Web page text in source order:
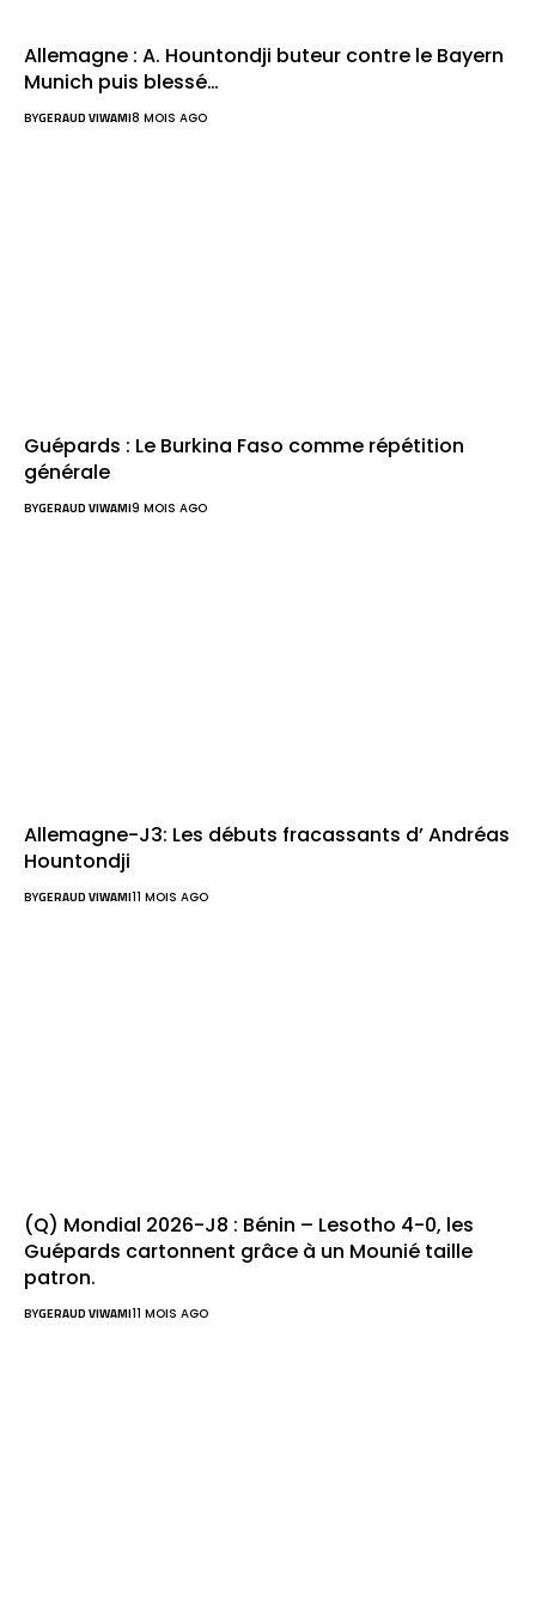
Allemagne : A. Hountondji buteur contre le Bayern
Munich puis blessé…
BYGERAUD VIWAMI8 MOIS AGO
Guépards : Le Burkina Faso comme répétition
générale
BYGERAUD VIWAMI9 MOIS AGO
Allemagne-J3: Les débuts fracassants d’ Andréas
Hountondji
BYGERAUD VIWAMI11 MOIS AGO
(Q) Mondial 2026-J8 : Bénin – Lesotho 4-0, les
Guépards cartonnent grâce à un Mounié taille
patron.
BYGERAUD VIWAMI11 MOIS AGO